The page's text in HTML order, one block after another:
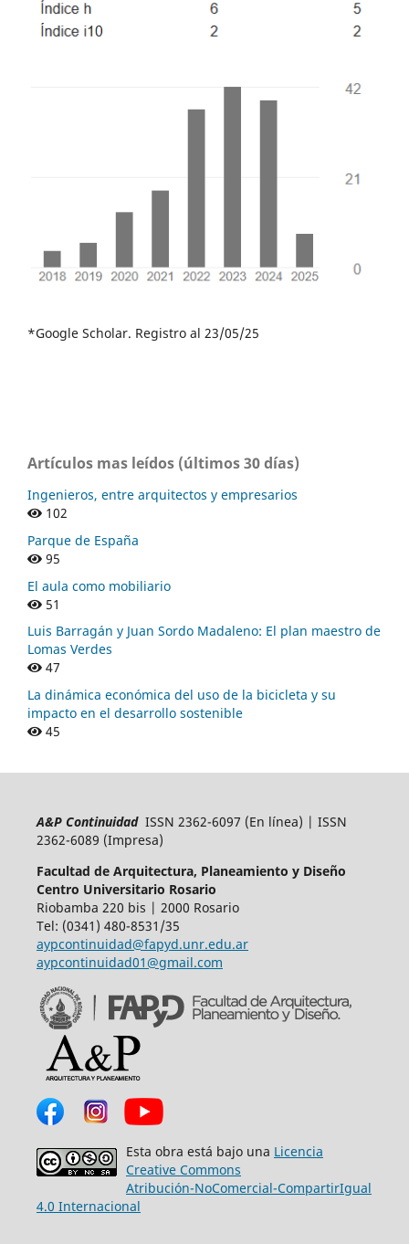
*Google Scholar. Registro al 23/05/25
Artículos mas leídos (últimos 30 días)
Ingenieros, entre arquitectos y empresarios
102
Parque de España
95
El aula como mobiliario
51
Luis Barragán y Juan Sordo Madaleno: El plan maestro de
Lomas Verdes
47
La dinámica económica del uso de la bicicleta y su
impacto en el desarrollo sostenible
45
A&P ContinuidadISSN 2362-6097 (En línea) | ISSN
2362-6089 (Impresa)
Facultad de Arquitectura, Planeamiento y Diseño
Centro Universitario Rosario
Riobamba 220 bis | 2000 Rosario
Tel: (0341) 480-8531/35
aypcontinuidad@fapyd.unr.edu.ar
aypcontinuidad01@gmail.com
Esta obra está bajo una Licencia
Creative Commons
Atribución-NoComercial-CompartirIgual
4.0 Internacional